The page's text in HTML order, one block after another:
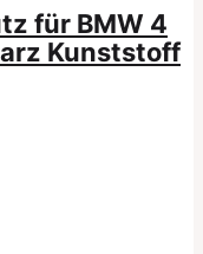
für BMW 4
Kunststoff